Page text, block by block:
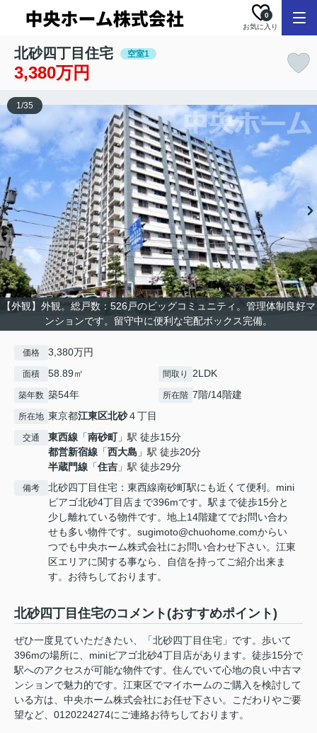
お気に入り
0
北砂四丁目住宅 空室1
3,380万円
【外観】外観。総戸数：526戸のビッグコミュニティ。管理体制良好マ
ンションです。留守中に便利な宅配ボックス完備。
1/35
価格 3,380万円
面積 58.89㎡ 間取り 2LDK
築年数 築54年 所在階 7階/14階建
所在地 東京都江東区北砂４丁目
交通 東西線 「南砂町」駅 徒歩15分
都営新宿線 「西大島 」駅 徒歩20分
半蔵門線 「住吉 」駅 徒歩29分
備考
北砂四丁目住宅：東西線南砂町駅にも近くて便利。mini
ピアゴ北砂4丁目店まで396mです。駅まで徒歩15分と
少し離れている物件です。地上14階建てでお問い合わ
せも多い物件です。sugimoto@chuohome.comからい
つでも中央ホーム株式会社にお問い合わせ下さい。江東
区エリアに関する事なら、自信を持ってご紹介出来ま
す。お待ちしております。
北砂四丁目住宅のコメント(おすすめポイント)
ぜひ一度見ていただきたい、「北砂四丁目住宅」です。歩いて
396mの場所に、miniピアゴ北砂4丁目店があります。徒歩15分で
駅へのアクセスが可能な物件です。住んでいて心地の良い中古マ
ンションで魅力的です。江東区でマイホームのご購入を検討して
いる方は、中央ホーム株式会社にお任せ下さい。こだわりやご要
望など、0120224274にご連絡お待ちしております。